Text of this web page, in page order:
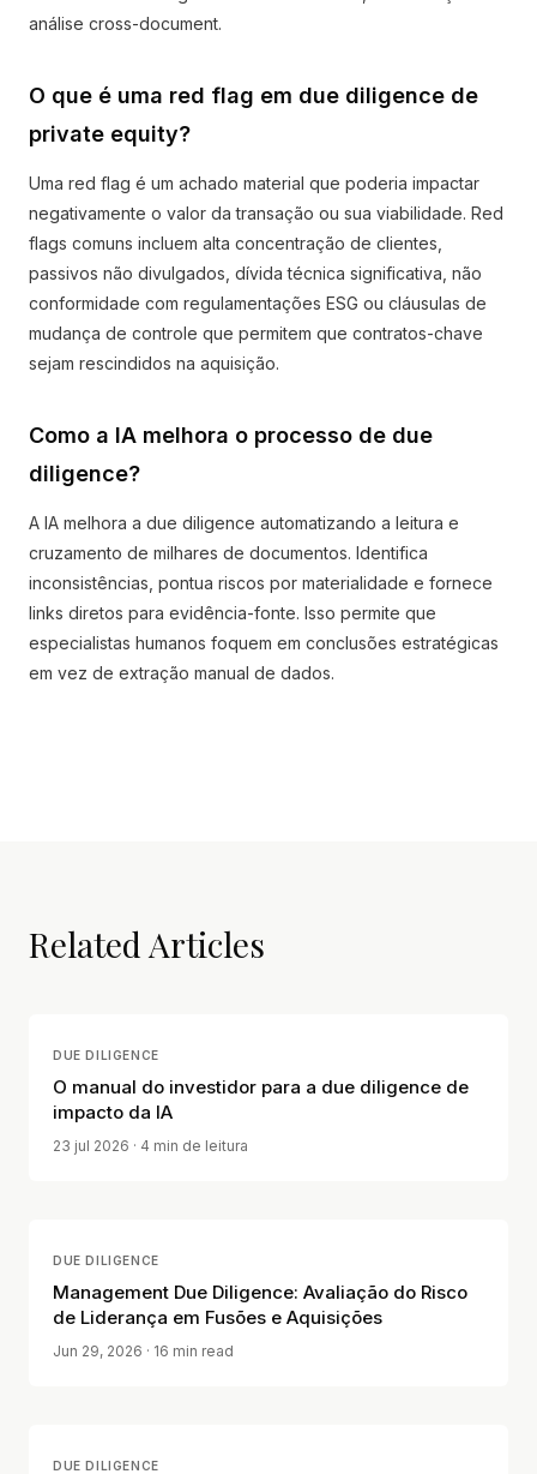
análise cross-document.
O que é uma red flag em due diligence de
private equity?
Uma red flag é um achado material que poderia impactar
negativamente o valor da transação ou sua viabilidade. Red
flags comuns incluem alta concentração de clientes,
passivos não divulgados, dívida técnica significativa, não
conformidade com regulamentações ESG ou cláusulas de
mudança de controle que permitem que contratos-chave
sejam rescindidos na aquisição.
Como a IA melhora o processo de due
diligence?
A IA melhora a due diligence automatizando a leitura e
cruzamento de milhares de documentos. Identifica
inconsistências, pontua riscos por materialidade e fornece
links diretos para evidência-fonte. Isso permite que
especialistas humanos foquem em conclusões estratégicas
em vez de extração manual de dados.
Related Articles
DUE DILIGENCE
O manual do investidor para a due diligence de
impacto da IA
23 jul 2026 · 4 min de leitura
DUE DILIGENCE
Management Due Diligence: Avaliação do Risco
de Liderança em Fusões e Aquisições
Jun 29, 2026 · 16 min read
DUE DILIGENCE